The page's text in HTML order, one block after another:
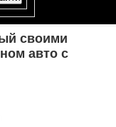
своими
авто с